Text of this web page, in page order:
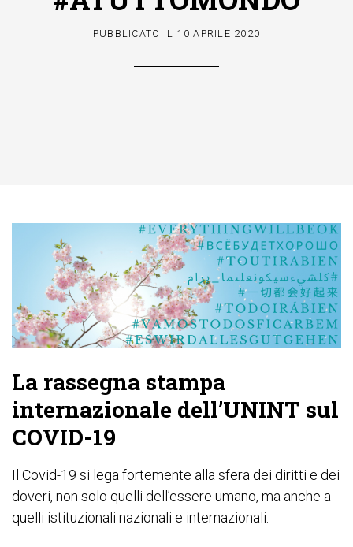
PUBBLICATO IL 10 APRILE 2020
La rassegna stampa
internazionale dell’UNINT sul
COVID-19
Il Covid-19 si lega fortemente alla sfera dei diritti e dei
doveri, non solo quelli dell’essere umano, ma anche a
quelli istituzionali nazionali e internazionali.